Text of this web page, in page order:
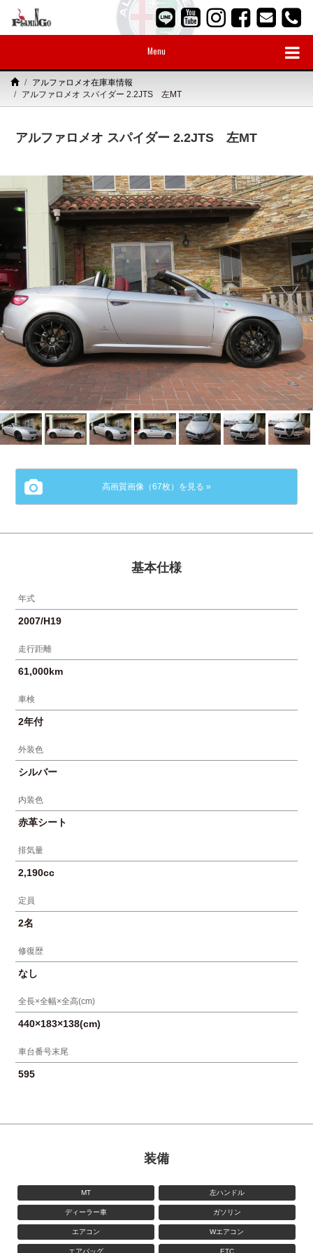
Menu
アルファロメオ在庫車情報
アルファロメオ スパイダー 2.2JTS 左MT
アルファロメオ スパイダー 2.2JTS 左MT
高画質画像（67枚）を見る »
基本仕様
年式
2007/H19
走行距離
61,000km
車検
2年付
外装色
シルバー
内装色
赤革シート
排気量
2,190cc
定員
2名
修復歴
なし
全長×全幅×全高(cm)
440×183×138(cm)
車台番号末尾
595
装備
MT 左ハンドル
ディーラー車 ガソリン
エアコン Wエアコン
エアバッグ ETC